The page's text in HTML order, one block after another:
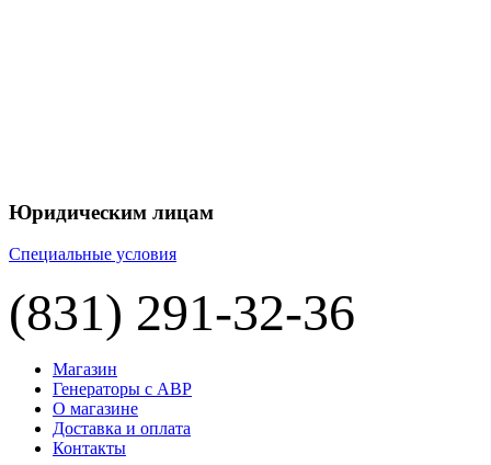
Юридическим лицам
Специальные условия
(831) 291-32-36
Магазин
Генераторы с АВР
О магазине
Доставка и оплата
Контакты